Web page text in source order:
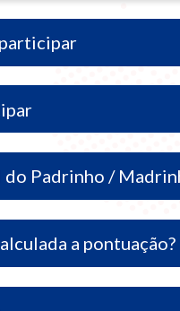
do Padrinho /
a pontuação?